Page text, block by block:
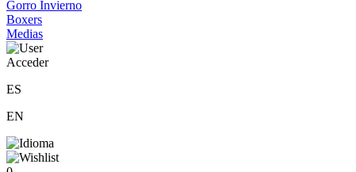
Gorro Invierno
Boxers
Medias
Acceder
ES
EN